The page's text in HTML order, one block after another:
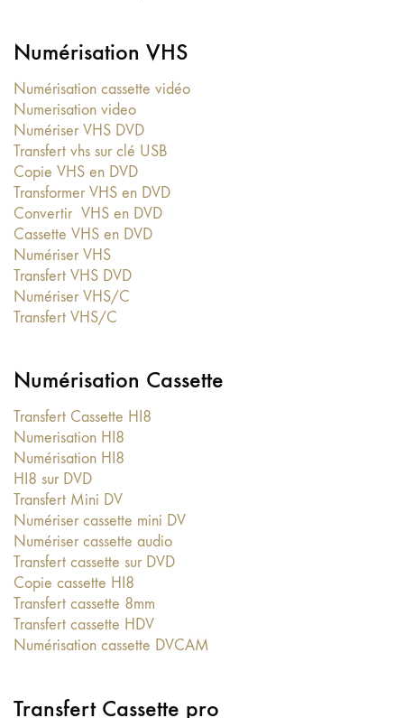
Numérisation VHS
Numérisation cassette vidéo
Numerisation video
Numériser VHS DVD
Transfert vhs sur clé USB
Copie VHS en DVD
Transformer VHS en DVD
Convertir VHS en DVD
Cassette VHS en DVD
Numériser VHS
Transfert VHS DVD
Numériser VHS/C
Transfert VHS/C
Numérisation Cassette
Transfert Cassette HI8
Numerisation HI8
Numérisation HI8
HI8 sur DVD
Transfert Mini DV
Numériser cassette mini DV
Numériser cassette audio
Transfert cassette sur DVD
Copie cassette HI8
Transfert cassette 8mm
Transfert cassette HDV
Numérisation cassette DVCAM
Transfert Cassette pro